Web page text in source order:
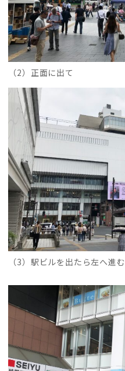
（2）正面に出て
（3）駅ビルを出たら左へ進む